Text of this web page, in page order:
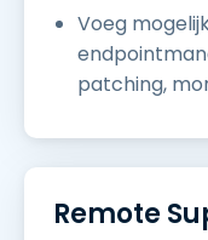
Voeg
patching,
Remote